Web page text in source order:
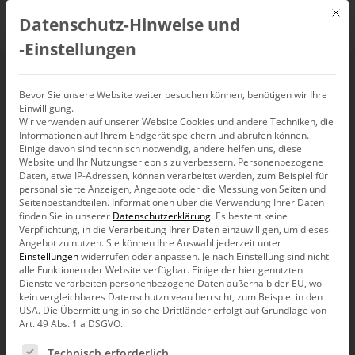
Reporting mit
DeltaMaster
(13.02.2019)
13. Februar 2019, 11:00–11:30Uhr
Mit
Datenschutz-Hinweise und
‑Einstellungen
Bevor Sie unsere Website weiter besuchen können, benötigen wir Ihre
Einwilligung.
Wir verwenden auf unserer Website Cookies und andere Techniken, die
Informationen auf Ihrem Endgerät speichern und abrufen können.
Einige davon sind technisch notwendig, andere helfen uns, diese
Website und Ihr Nutzungserlebnis zu verbessern. Personenbezogene
Daten, etwa IP-Adressen, können verarbeitet werden, zum Beispiel für
personalisierte Anzeigen, Angebote oder die Messung von Seiten und
Seitenbestandteilen. Informationen über die Verwendung Ihrer Daten
finden Sie in unserer Datenschutzerklärung. Es besteht keine
Verpflichtung, in die Verarbeitung Ihrer Daten einzuwilligen, um dieses
Angebot zu nutzen.Sie können Ihre Auswahl jederzeit unter
Einstellungenwiderrufen oder anpassen. Je nach Einstellung sind nicht
alle Funktionen der Website verfügbar. Einige der hier genutzten
Dienste verarbeiten personenbezogene Daten außerhalb der EU, wo
kein vergleichbares Datenschutzniveau herrscht, zum Beispiel in den
USA. Die Übermittlung in solche Drittländer erfolgt auf Grundlage von
Art. 49 Abs. 1 a DSGVO.
Es folgt eine Liste der Service-Gruppen, für die eine